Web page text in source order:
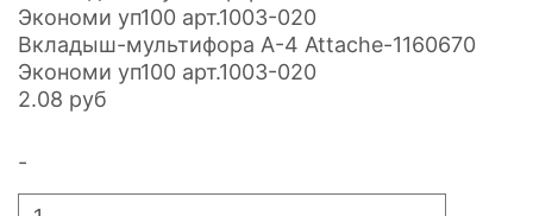
Вкладыш-мультифора А-4 Attache-1160670
Экономи уп100 арт.1003-020
2.08 руб
-